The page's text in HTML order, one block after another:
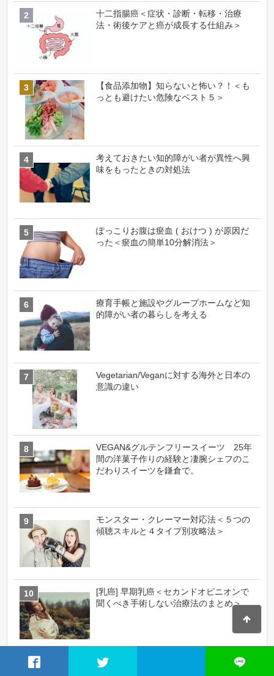
十二指腸癌＜症状・診断・転移・治療
法・術後ケアと癌が成長する仕組み＞
【食品添加物】知らないと怖い？！＜も
っとも避けたい危険なベスト５＞
考えておきたい知的障がい者が異性へ興
味をもったときの対処法
ぽっこりお腹は瘀血 ( おけつ ) が原因だ
った＜瘀血の簡単10分解消法＞
療育手帳と施設やグループホームなど知
的障がい者の暮らしを考える
Vegetarian/Veganに対する海外と日本の
意識の違い
VEGAN&グルテンフリースイーツ 25年
間の洋菓子作りの経験と凄腕シェフのこ
だわりスイーツを鎌倉で。
モンスター・クレーマー対応法＜５つの
傾聴スキルと４タイプ別攻略法＞
[乳癌] 早期乳癌＜セカンドオピニオンで
聞くべき手術しない治療法のまとめ＞